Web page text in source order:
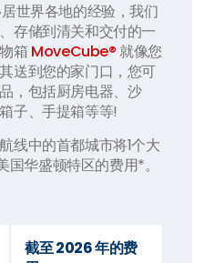
世界各地的经验，我们
存储到清关和交付的一
箱 MoveCube®就像您
送到您的家门口，您可
，包括厨房电器、沙
子、手提箱等等!
线中的首都城市将1个大
华盛顿特区的费用*。
截至 2026 年的费